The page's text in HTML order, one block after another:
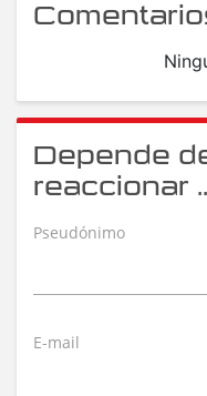
Depende
reaccionar
Pseudónimo
E-mail